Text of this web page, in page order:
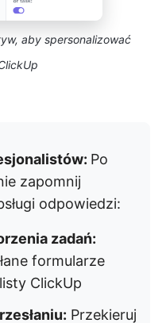
aby spersonalizować
Po
zapomnij
odpowiedzi:
zadań:
formularze
ClickUp
Przekieruj